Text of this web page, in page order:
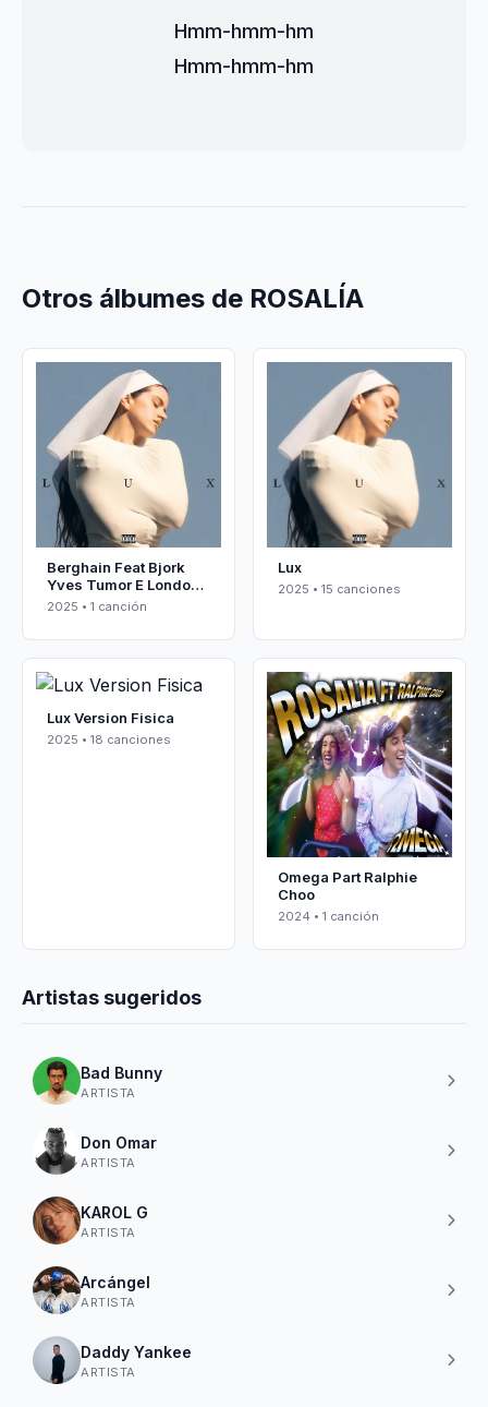
Hmm-hmm-hm
Hmm-hmm-hm
Otros álbumes de ROSALÍA
Berghain Feat Bjork
Yves Tumor E London
Symphony Orchestra
2025 • 1 canción
Lux
2025 • 15 canciones
Lux Version Fisica
2025 • 18 canciones
Omega Part Ralphie
Choo
2024 • 1 canción
Artistas sugeridos
Bad Bunny
ARTISTA
Don Omar
ARTISTA
KAROL G
ARTISTA
Arcángel
ARTISTA
Daddy Yankee
ARTISTA